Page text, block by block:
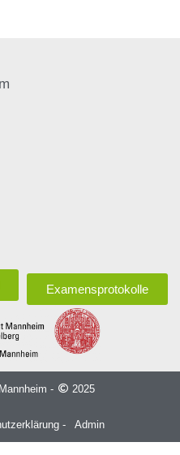
Examensprotokolle
- 2025
- Admin